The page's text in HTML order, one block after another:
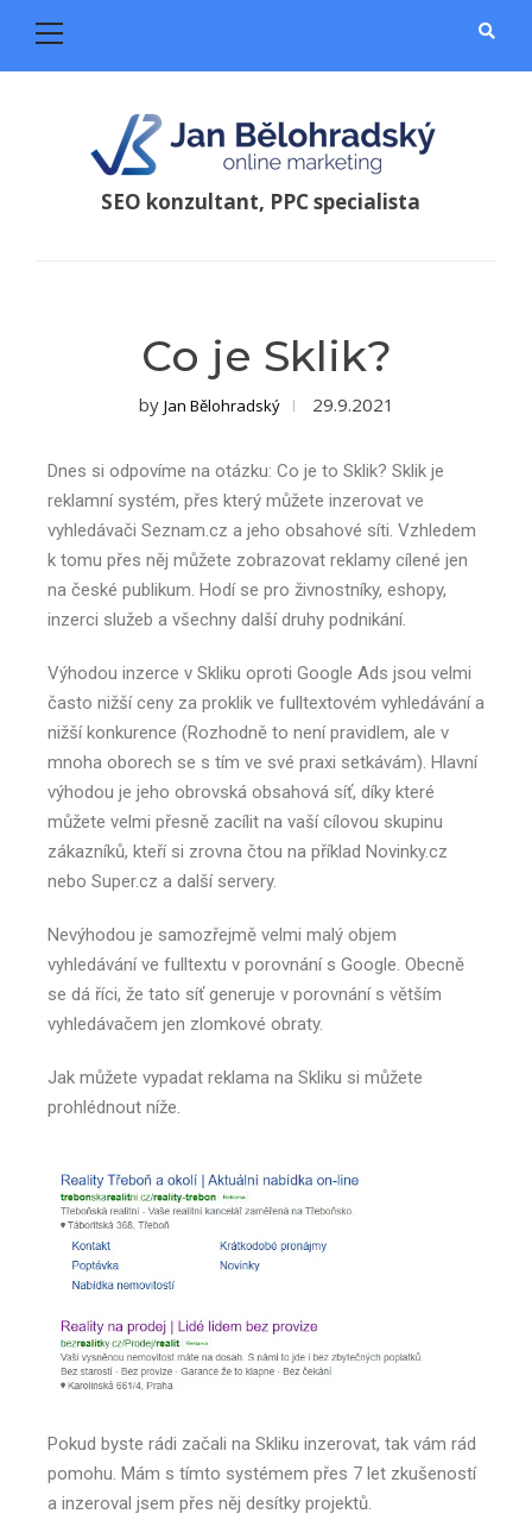
SEO konzultant, PPC specialista
Co je Sklik?
by Jan Bělohradský 29.9.2021
Dnes si odpovíme na otázku: Co je to Sklik? Sklik je
reklamní systém, přes který můžete inzerovat ve
vyhledávači Seznam.cz a jeho obsahové síti. Vzhledem
k tomu přes něj můžete zobrazovat reklamy cílené jen
na české publikum. Hodí se pro živnostníky, eshopy,
inzerci služeb a všechny další druhy podnikání.
Výhodou inzerce v Skliku oproti Google Ads jsou velmi
často nižší ceny za proklik ve fulltextovém vyhledávání a
nižší konkurence (Rozhodně to není pravidlem, ale v
mnoha oborech se s tím ve své praxi setkávám). Hlavní
výhodou je jeho obrovská obsahová síť, díky které
můžete velmi přesně zacílit na vaší cílovou skupinu
zákazníků, kteří si zrovna čtou na příklad Novinky.cz
nebo Super.cz a další servery.
Nevýhodou je samozřejmě velmi malý objem
vyhledávání ve fulltextu v porovnání s Google. Obecně
se dá říci, že tato síť generuje v porovnání s větším
vyhledávačem jen zlomkové obraty.
Jak můžete vypadat reklama na Skliku si můžete
prohlédnout níže.
Pokud byste rádi začali na Skliku inzerovat, tak vám rád
pomohu. Mám s tímto systémem přes 7 let zkušeností
a inzeroval jsem přes něj desítky projektů.